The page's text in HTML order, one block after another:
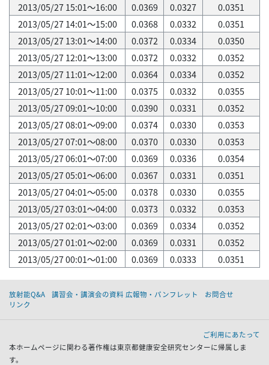
2013/05/27 15:01～16:00
0.0369 0.0327
0.0351
2013/05/27 14:01～15:00
0.0368 0.0332
0.0351
2013/05/27 13:01～14:00
0.0372 0.0334
0.0350
2013/05/27 12:01～13:00
0.0372 0.0332
0.0352
2013/05/27 11:01～12:00
0.0364 0.0334
0.0352
2013/05/27 10:01～11:00
0.0375 0.0332
0.0355
2013/05/27 09:01～10:00
0.0390 0.0331
0.0352
2013/05/27 08:01～09:00
0.0374 0.0330
0.0353
2013/05/27 07:01～08:00
0.0370 0.0330
0.0353
2013/05/27 06:01～07:00
0.0369 0.0336
0.0354
2013/05/27 05:01～06:00
0.0367 0.0331
0.0351
2013/05/27 04:01～05:00
0.0378 0.0330
0.0355
2013/05/27 03:01～04:00
0.0373 0.0332
0.0353
2013/05/27 02:01～03:00
0.0369 0.0334
0.0352
2013/05/27 01:01～02:00
0.0369 0.0331
0.0352
2013/05/27 00:01～01:00
0.0369 0.0333 0.0351
放射能Q&A 講習会・講演会の資料 広報物・パンフレット
お問合せ
リンク
ご利用にあたって
本ホームページに関わる著作権は東京都健康安全研究センターに帰属しま
す。